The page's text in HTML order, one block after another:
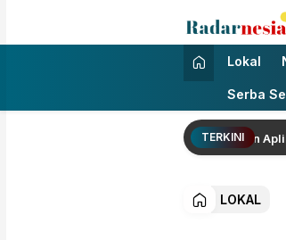
Radarnesia
Enak Dibaca
Lokal
Serba
TERKINI
Wamen Dikdasmen RI Luncurkan Aplikasi
LOKAL